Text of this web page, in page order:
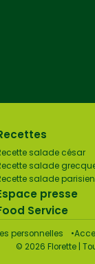
salade césar
salade
salade
presse
Service
personnelles
© 2026 Florette |